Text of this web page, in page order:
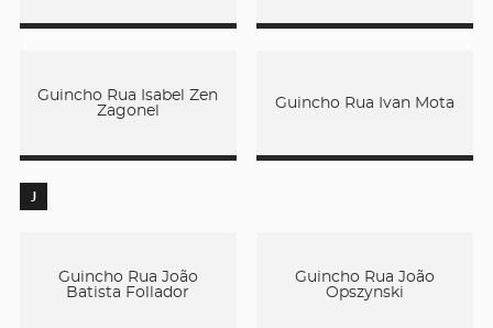
Guincho Rua Isabel Zen
Zagonel
Guincho Rua Ivan Mota
J
Guincho Rua João
Batista Follador
Guincho Rua João
Opszynski